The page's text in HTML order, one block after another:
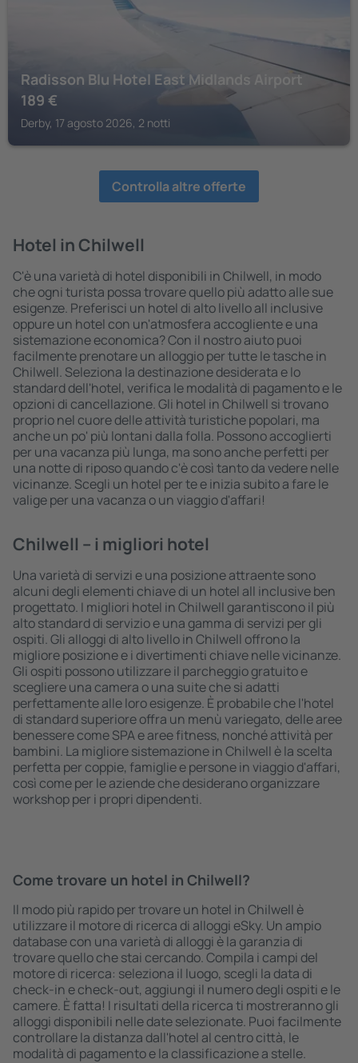
Radisson Blu Hotel East Midlands Airport
189 €
Derby, 17 agosto 2026, 2 notti
Controlla altre offerte
Hotel in Chilwell
C'è una varietà di hotel disponibili in Chilwell, in modo
che ogni turista possa trovare quello più adatto alle sue
esigenze. Preferisci un hotel di alto livello all inclusive
oppure un hotel con un'atmosfera accogliente e una
sistemazione economica? Con il nostro aiuto puoi
facilmente prenotare un alloggio per tutte le tasche in
Chilwell. Seleziona la destinazione desiderata e lo
standard dell'hotel, verifica le modalità di pagamento e le
opzioni di cancellazione. Gli hotel in Chilwell si trovano
proprio nel cuore delle attività turistiche popolari, ma
anche un po' più lontani dalla folla. Possono accoglierti
per una vacanza più lunga, ma sono anche perfetti per
una notte di riposo quando c'è così tanto da vedere nelle
vicinanze. Scegli un hotel per te e inizia subito a fare le
valige per una vacanza o un viaggio d'affari!
Chilwell – i migliori hotel
Una varietà di servizi e una posizione attraente sono
alcuni degli elementi chiave di un hotel all inclusive ben
progettato. I migliori hotel in Chilwell garantiscono il più
alto standard di servizio e una gamma di servizi per gli
ospiti. Gli alloggi di alto livello in Chilwell offrono la
migliore posizione e i divertimenti chiave nelle vicinanze.
Gli ospiti possono utilizzare il parcheggio gratuito e
scegliere una camera o una suite che si adatti
perfettamente alle loro esigenze. È probabile che l'hotel
di standard superiore offra un menù variegato, delle aree
benessere come SPA e aree fitness, nonché attività per
bambini. La migliore sistemazione in Chilwell è la scelta
perfetta per coppie, famiglie e persone in viaggio d'affari,
così come per le aziende che desiderano organizzare
workshop per i propri dipendenti.
Come trovare un hotel in Chilwell?
Il modo più rapido per trovare un hotel in Chilwell è
utilizzare il motore di ricerca di alloggi eSky. Un ampio
database con una varietà di alloggi è la garanzia di
trovare quello che stai cercando. Compila i campi del
motore di ricerca: seleziona il luogo, scegli la data di
check-in e check-out, aggiungi il numero degli ospiti e le
camere. È fatta! I risultati della ricerca ti mostreranno gli
alloggi disponibili nelle date selezionate. Puoi facilmente
controllare la distanza dall'hotel al centro città, le
modalità di pagamento e la classificazione a stelle.